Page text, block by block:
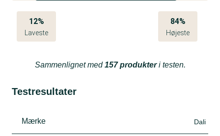
12%
Laveste
84%
Højeste
Sammenlignet med157 produkteri testen.
Testresultater
Mærke Dali